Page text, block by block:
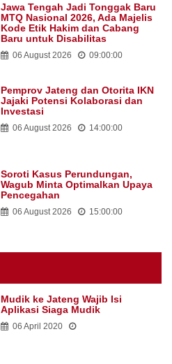
Jawa Tengah Jadi Tonggak Baru
MTQ Nasional 2026, Ada Majelis
Kode Etik Hakim dan Cabang
Baru untuk Disabilitas
06 August 2026 09:00:00
Pemprov Jateng dan Otorita IKN
Jajaki Potensi Kolaborasi dan
Investasi
06 August 2026 14:00:00
Soroti Kasus Perundungan,
Wagub Minta Optimalkan Upaya
Pencegahan
06 August 2026 15:00:00
Mudik ke Jateng Wajib Isi
Aplikasi Siaga Mudik
06 April 2020